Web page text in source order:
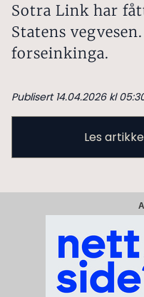
Sotra Link har
Statens
forseinkinga.
Publisert 14.04.2026 kl
Les